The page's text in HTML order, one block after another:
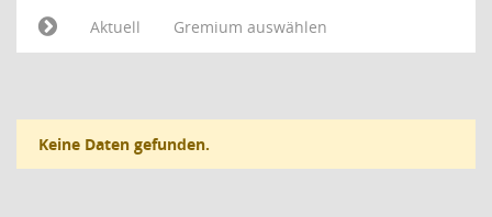
Aktuell
Gremium auswählen
Keine Daten gefunden.